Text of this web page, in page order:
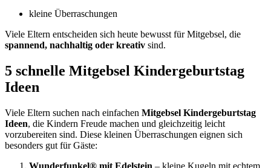
kleine Überraschungen
Viele Eltern entscheiden sich heute bewusst für Mitgebsel, die
spannend, nachhaltig oder kreativ sind.
5 schnelle Mitgebsel Kindergeburtstag
Ideen
Viele Eltern suchen nach einfachen Mitgebsel Kindergeburtstag
Ideen, die Kindern Freude machen und gleichzeitig leicht
vorzubereiten sind. Diese kleinen Überraschungen eignen sich
besonders gut für Gäste:
Wunderfunkel® mit Edelstein – kleine Kugeln mit echtem